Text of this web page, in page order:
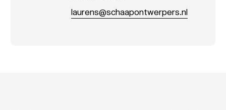
laurens@schaapontwerpers.nl